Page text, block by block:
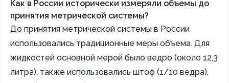
Как в России исторически измеряли объемы до
принятия метрической системы?
До принятия метрической системы в России
использовались традиционные меры объема. Для
жидкостей основной мерой было ведро (около 12,3
литра), также использовались штоф (1/10 ведра),